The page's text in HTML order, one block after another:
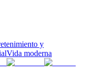
y
Vida moderna